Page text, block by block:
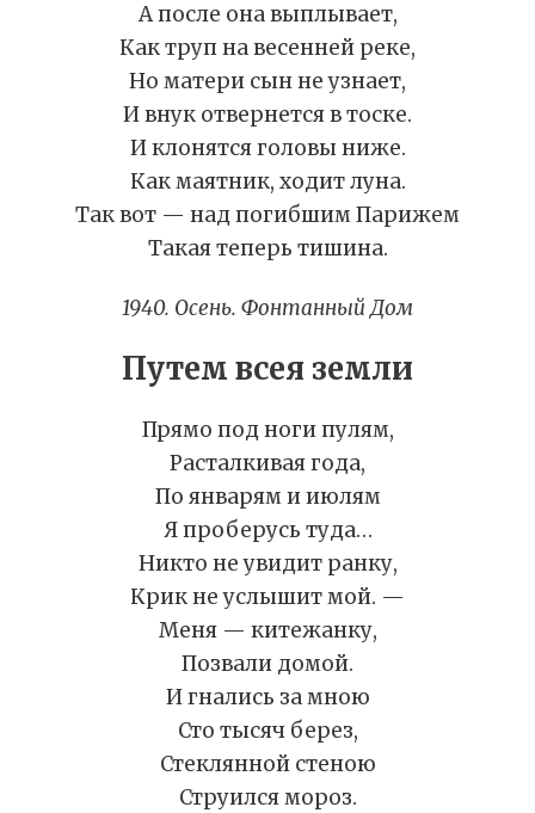
А после она выплывает,
Как труп на весенней реке,
Но матери сын не узнает,
И внук отвернется в тоске.
И клонятся головы ниже.
Как маятник, ходит луна.
Так вот — над погибшим Парижем
Такая теперь тишина.
1940. Осень. Фонтанный Дом
Путем всея земли
Прямо под ноги пулям,
Расталкивая года,
По январям и июлям
Я проберусь туда…
Никто не увидит ранку,
Крик не услышит мой. —
Меня — китежанку,
Позвали домой.
И гнались за мною
Сто тысяч берез,
Стеклянной стеною
Струился мороз.